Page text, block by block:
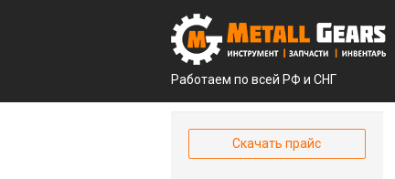
Работаем по всей РФ и СНГ
Скачать прайс